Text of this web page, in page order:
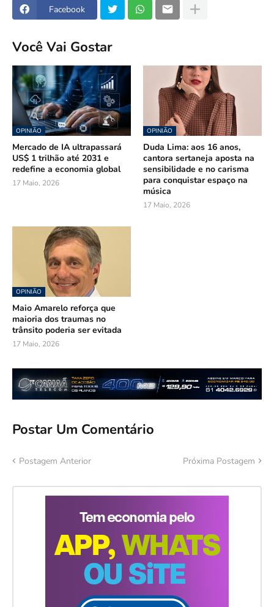
Facebook
Você Vai Gostar
OPINIÃO
Mercado de IA ultrapassará
US$ 1 trilhão até 2031 e
redefine a economia global
17 Maio, 2026
OPINIÃO
Duda Lima: aos 16 anos,
cantora sertaneja aposta na
sensibilidade e no carisma
para conquistar espaço na
música
17 Maio, 2026
OPINIÃO
Maio Amarelo reforça que
maioria dos traumas no
trânsito poderia ser evitada
17 Maio, 2026
Postar Um Comentário
Postagem Anterior Próxima Postagem